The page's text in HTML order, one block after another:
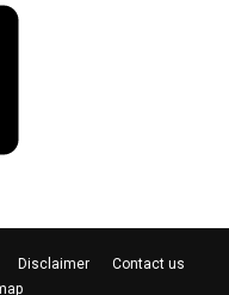
Disclaimer
Contact us